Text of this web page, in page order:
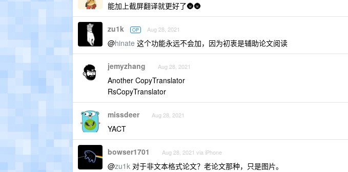
能加上截屏翻译就更好了🌚🌚
zu1k OP Aug 28, 2021
@hinate 这个功能永远不会加，因为初衷是辅助论文阅读
jemyzhang Aug 28, 2021
Another CopyTranslator
RsCopyTranslator
missdeer Aug 28, 2021
YACT
bowser1701 Aug 28, 2021 via iPhone
@zu1k 对于非文本格式论文？老论文那种，只是图片。